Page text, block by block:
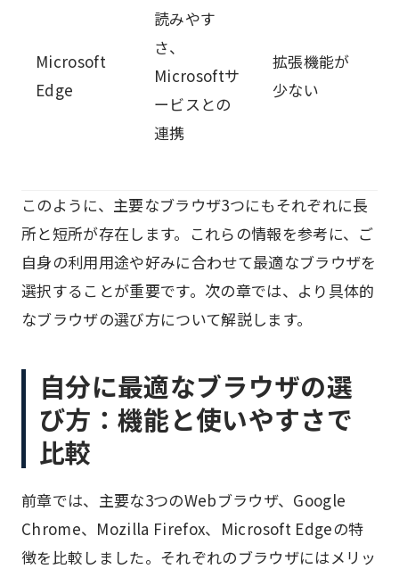
Microsoft
Edge
読みやす
さ、
Microsoftサ
ービスとの
連携
拡張機能が
少ない
このように、主要なブラウザ3つにもそれぞれに長
所と短所が存在します。これらの情報を参考に、ご
自身の利用用途や好みに合わせて最適なブラウザを
選択することが重要です。次の章では、より具体的
なブラウザの選び方について解説します。
自分に最適なブラウザの選
び方：機能と使いやすさで
比較
前章では、主要な3つのWebブラウザ、Google
Chrome、Mozilla Firefox、Microsoft Edgeの特
徴を比較しました。それぞれのブラウザにはメリッ